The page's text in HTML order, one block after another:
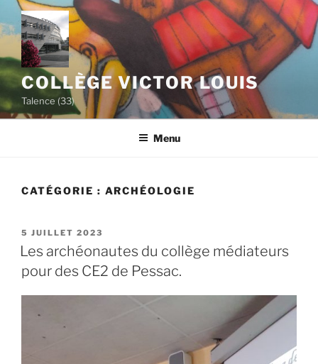
Aller
au
contenu
principal
COLLÈGE VICTOR LOUIS
Talence (33)
Menu
CATÉGORIE : ARCHÉOLOGIE
PUBLIÉ
LE
5 JUILLET 2023
Les archéonautes du collège médiateurs
pour des CE2 de Pessac.